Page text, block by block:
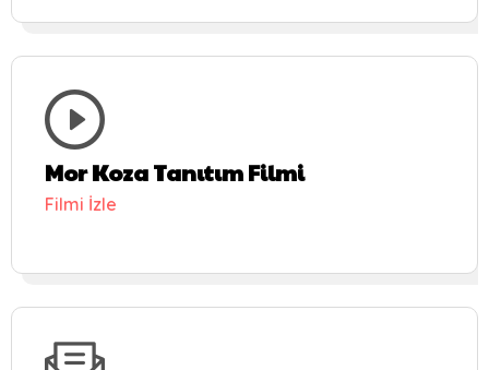
Mor Koza Tanıtım Filmi
Filmi İzle